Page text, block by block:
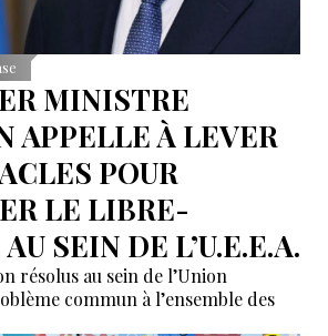
MINISTRE
APPELLE À LEVER
POUR
LE LIBRE-
SEIN DE L’U.E.E.A.
résolus au sein de l’Union
commun à l’ensemble des